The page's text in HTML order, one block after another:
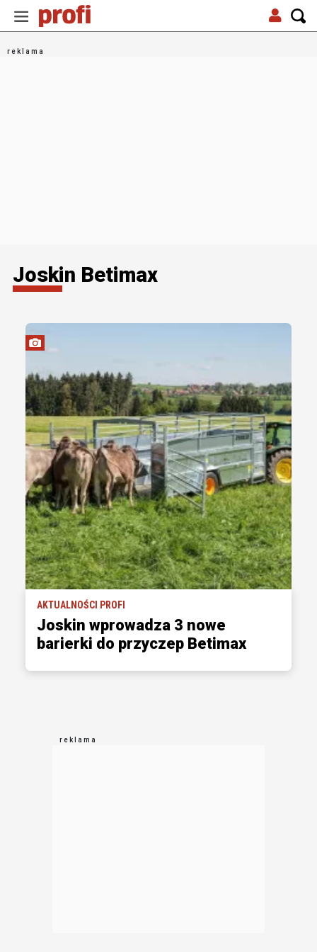
Joskin Betimax
AKTUALNOŚCI PROFI
Joskin wprowadza 3 nowe
barierki do przyczep Betimax